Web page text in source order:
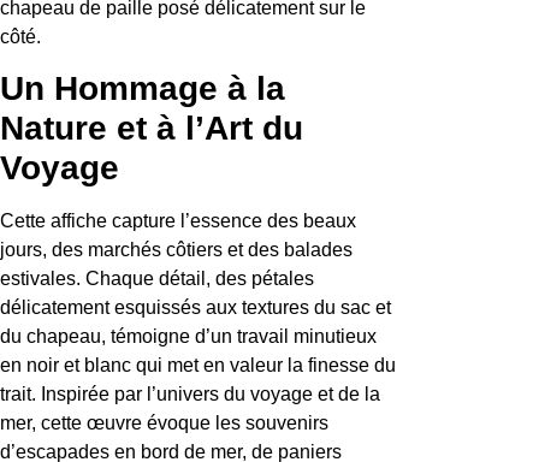
chapeau de paille posé délicatement sur le
côté.
Un Hommage à la
Nature et à l’Art du
Voyage
Cette affiche capture l’essence des beaux
jours, des marchés côtiers et des balades
estivales. Chaque détail, des pétales
délicatement esquissés aux textures du sac et
du chapeau, témoigne d’un travail minutieux
en noir et blanc qui met en valeur la finesse du
trait. Inspirée par l’univers du voyage et de la
mer, cette œuvre évoque les souvenirs
d’escapades en bord de mer, de paniers